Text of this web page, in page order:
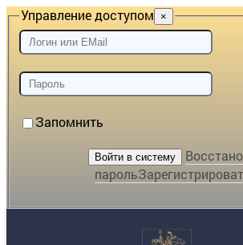
Управление доступом ×
Запомнить
пароль